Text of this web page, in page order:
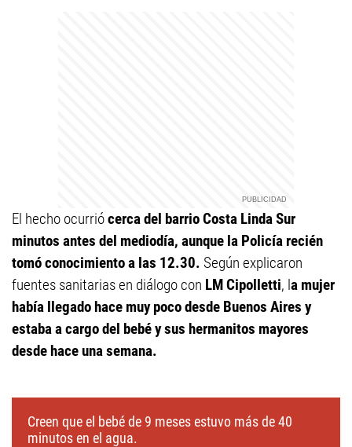
El hecho ocurriócerca del barrio Costa Linda Sur
minutos antes del mediodía, aunque la Policía recién
tomó conocimiento a las 12.30. Según explicaron
fuentes sanitarias en diálogo con LM Cipolletti, la mujer
había llegado hace muy poco desde Buenos Aires y
estaba a cargo del bebé y sus hermanitos mayores
desde hace una semana.
Creen que el bebé de 9 meses estuvo más de 40
minutos en el agua.